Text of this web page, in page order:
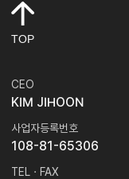
TOP
CEO
KIM JIHOON
사업자등록번호
108-81-65306
TEL · FAX